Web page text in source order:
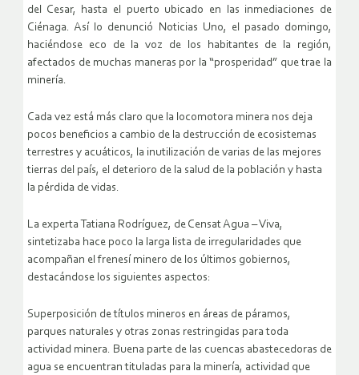
del Cesar, hasta el puerto ubicado en las inmediaciones de
Ciénaga. Así lo denunció Noticias Uno, el pasado domingo,
haciéndose eco de la voz de los habitantes de la región,
afectados de muchas maneras por la “prosperidad” que trae la
minería.
Cada vez está más claro que la locomotora minera nos deja
pocos beneficios a cambio de la destrucción de ecosistemas
terrestres y acuáticos, la inutilización de varias de las mejores
tierras del país, el deterioro de la salud de la población y hasta
la pérdida de vidas.
La experta Tatiana Rodríguez, de Censat Agua – Viva,
sintetizaba hace poco la larga lista de irregularidades que
acompañan el frenesí minero de los últimos gobiernos,
destacándose los siguientes aspectos:
Superposición de títulos mineros en áreas de páramos,
parques naturales y otras zonas restringidas para toda
actividad minera. Buena parte de las cuencas abastecedoras de
agua se encuentran tituladas para la minería, actividad que